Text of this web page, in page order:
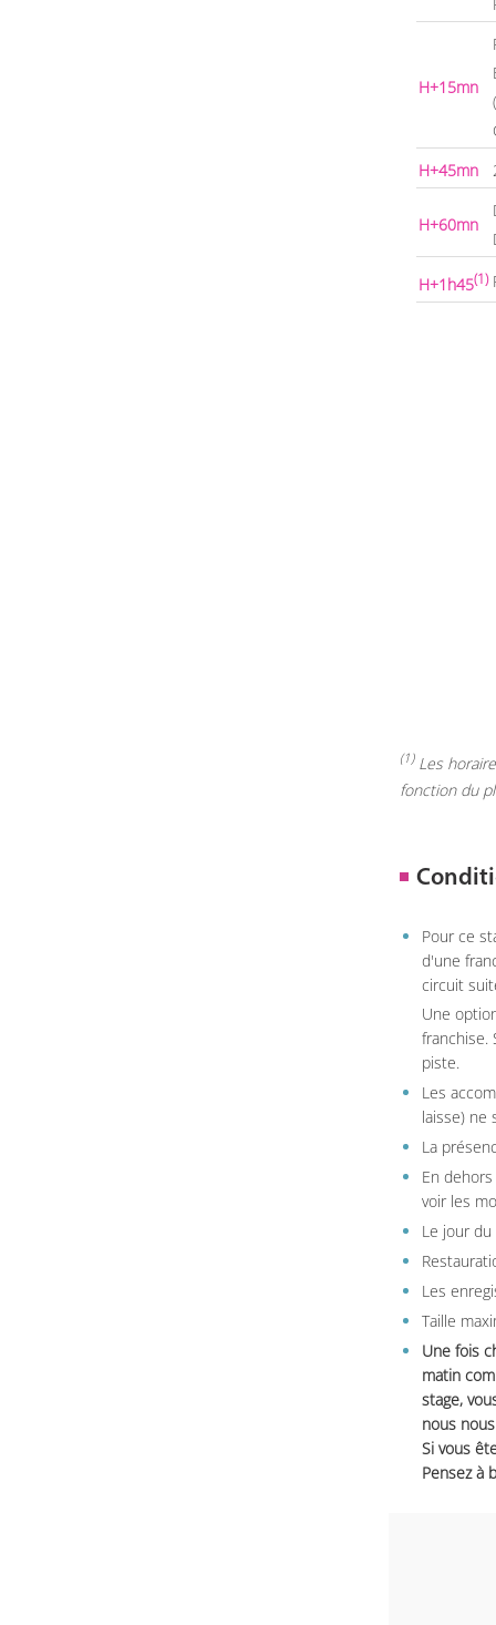
H+15mn
H+45mn
H+60mn
H+1h45(1)
(1)Les
fonction du
Pour ce
d'une
circuit
Une
franchise.
piste.
Les
laisse) ne
La
En
voir les
Le jour
Les
Taille
Une fois
matin
stage,
nous
Si vous
Pensez à